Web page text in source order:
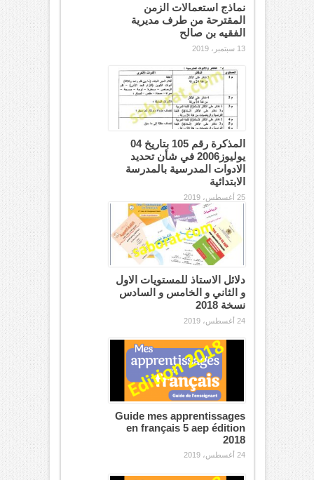
نماذج استعمالات الزمن
المقترحة من طرف مديرية
الفقيه بن صالح
13 سبتمبر، 2019
المذكرة رقم 105 بتاريخ 04
يوليوز2006 في شأن تحديد
الادوات المدرسية بالمدرسة
الابتدائية
25 أغسطس، 2019
دلائل الاستاذ للمستويات الاول
و الثاني و الخامس و السادس
نسخة 2018
24 أغسطس، 2019
Guide mes apprentissages
en français 5 aep édition
2018
24 أغسطس، 2019